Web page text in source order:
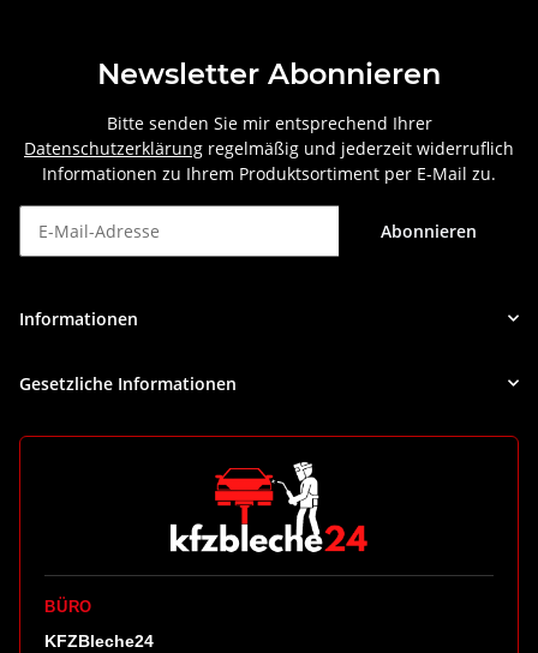
Newsletter Abonnieren
Bitte senden Sie mir entsprechend Ihrer
Datenschutzerklärung regelmäßig und jederzeit widerruflich
Informationen zu Ihrem Produktsortiment per E-Mail zu.
Abonnieren
Informationen
Gesetzliche Informationen
BÜRO
KFZBleche24